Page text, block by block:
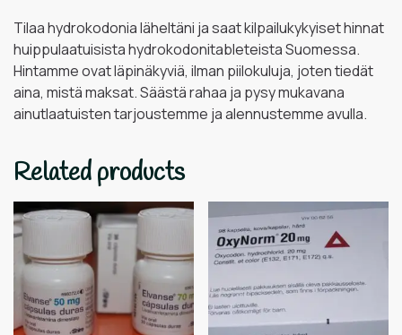
Tilaa hydrokodonia läheltäni ja saat kilpailukykyiset hinnat
huippulaatuisista hydrokodonitableteista Suomessa.
Hintamme ovat läpinäkyviä, ilman piilokuluja, joten tiedät
aina, mistä maksat. Säästä rahaa ja pysy mukavana
ainutlaatuisten tarjoustemme ja alennustemme avulla.
Related products